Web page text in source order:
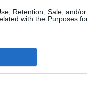
Retention, Sale, and/
with the Purposes